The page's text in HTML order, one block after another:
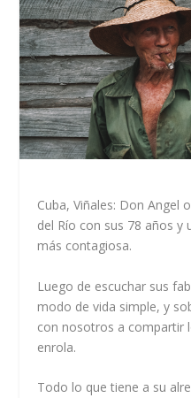
Cuba, Viñales: Don Angel
del Río con sus 78 años y
más contagiosa.
Luego de escuchar sus
modo de vida simple, y
con nosotros a compartir
enrola.
Todo lo que tiene a su